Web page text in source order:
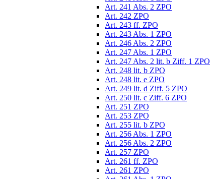
Art. 241 Abs. 2 ZPO
Art. 242 ZPO
Art. 243 ff. ZPO
Art. 243 Abs. 1 ZPO
Art. 246 Abs. 2 ZPO
Art. 247 Abs. 1 ZPO
Art. 247 Abs. 2 lit. b Ziff. 1 ZPO
Art. 248 lit. b ZPO
Art. 248 lit. e ZPO
Art. 249 lit. d Ziff. 5 ZPO
Art. 250 lit. c Ziff. 6 ZPO
Art. 251 ZPO
Art. 253 ZPO
Art. 255 lit. b ZPO
Art. 256 Abs. 1 ZPO
Art. 256 Abs. 2 ZPO
Art. 257 ZPO
Art. 261 ff. ZPO
Art. 261 ZPO